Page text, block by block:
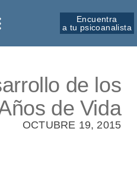
Encuentra
a tu psicoanalista
de los
de Vida
OCTUBRE 19, 2015